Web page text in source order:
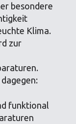
besondere
Klima.
zur
funktional